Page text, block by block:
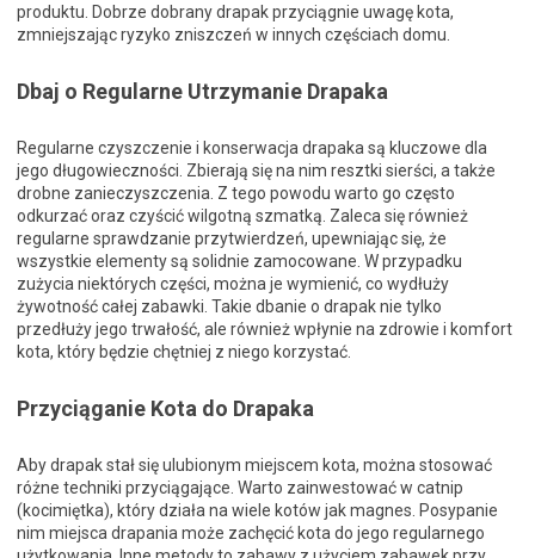
produktu. Dobrze dobrany drapak przyciągnie uwagę kota,
zmniejszając ryzyko zniszczeń w innych częściach domu.
Dbaj o Regularne Utrzymanie Drapaka
Regularne czyszczenie i konserwacja drapaka są kluczowe dla
jego długowieczności. Zbierają się na nim resztki sierści, a także
drobne zanieczyszczenia. Z tego powodu warto go często
odkurzać oraz czyścić wilgotną szmatką. Zaleca się również
regularne sprawdzanie przytwierdzeń, upewniając się, że
wszystkie elementy są solidnie zamocowane. W przypadku
zużycia niektórych części, można je wymienić, co wydłuży
żywotność całej zabawki. Takie dbanie o drapak nie tylko
przedłuży jego trwałość, ale również wpłynie na zdrowie i komfort
kota, który będzie chętniej z niego korzystać.
Przyciąganie Kota do Drapaka
Aby drapak stał się ulubionym miejscem kota, można stosować
różne techniki przyciągające. Warto zainwestować w catnip
(kocimiętka), który działa na wiele kotów jak magnes. Posypanie
nim miejsca drapania może zachęcić kota do jego regularnego